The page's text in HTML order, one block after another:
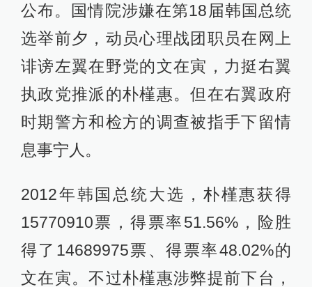
公布。国情院涉嫌在第18届韩国总统
选举前夕，动员心理战团职员在网上
诽谤左翼在野党的文在寅，力挺右翼
执政党推派的朴槿惠。但在右翼政府
时期警方和检方的调查被指手下留情
息事宁人。
2012年韩国总统大选，朴槿惠获得
15770910票，得票率51.56%，险胜
得了14689975票、得票率48.02%的
文在寅。不过朴槿惠涉弊提前下台，